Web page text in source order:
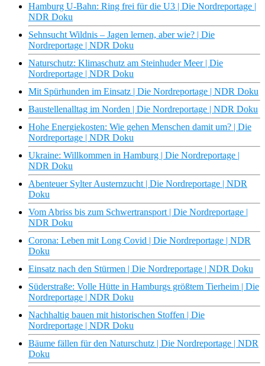
Hamburg U-Bahn: Ring frei für die U3 | Die Nordreportage |
NDR Doku
Sehnsucht Wildnis – Jagen lernen, aber wie? | Die
Nordreportage | NDR Doku
Naturschutz: Klimaschutz am Steinhuder Meer | Die
Nordreportage | NDR Doku
Mit Spürhunden im Einsatz | Die Nordreportage | NDR Doku
Baustellenalltag im Norden | Die Nordreportage | NDR Doku
Hohe Energiekosten: Wie gehen Menschen damit um? | Die
Nordreportage | NDR Doku
Ukraine: Willkommen in Hamburg | Die Nordreportage |
NDR Doku
Abenteuer Sylter Austernzucht | Die Nordreportage | NDR
Doku
Vom Abriss bis zum Schwertransport | Die Nordreportage |
NDR Doku
Corona: Leben mit Long Covid | Die Nordreportage | NDR
Doku
Einsatz nach den Stürmen | Die Nordreportage | NDR Doku
Süderstraße: Volle Hütte in Hamburgs größtem Tierheim | Die
Nordreportage | NDR Doku
Nachhaltig bauen mit historischen Stoffen | Die
Nordreportage | NDR Doku
Bäume fällen für den Naturschutz | Die Nordreportage | NDR
Doku